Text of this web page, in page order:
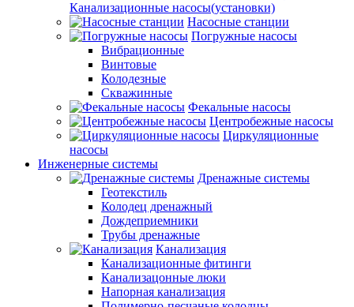
Канализационные насосы(установки)
Насосные станции
Погружные насосы
Вибрационные
Винтовые
Колодезные
Скважинные
Фекальные насосы
Центробежные насосы
Циркуляционные
насосы
Инженерные системы
Дренажные системы
Геотекстиль
Колодец дренажный
Дождеприемники
Трубы дренажные
Канализация
Канализационные фитинги
Канализацонные люки
Напорная канализация